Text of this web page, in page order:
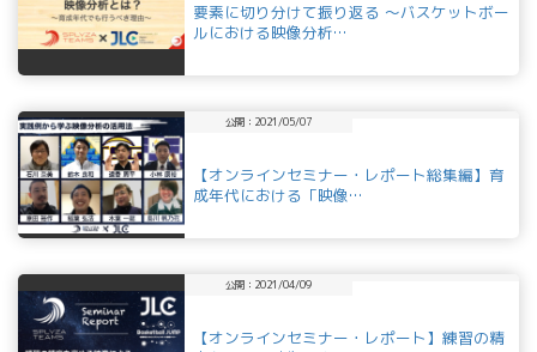
要素に切り分けて振り返る ～バスケットボー
ルにおける映像分析…
公開：2021/05/07
【オンラインセミナー・レポート総集編】育
成年代における「映像…
公開：2021/04/09
【オンラインセミナー・レポート】練習の精